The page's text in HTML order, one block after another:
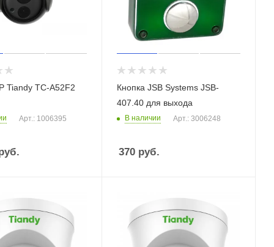
Tiandy TC-A52F2
Арт.: 1006395
Кнопка JSB Systems JSB-
407.40 для выхода
В наличии Арт.: 3006248
370руб.